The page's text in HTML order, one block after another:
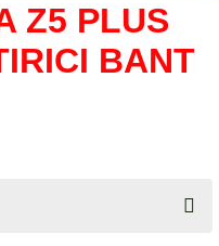
Z5 PLUS
BANT